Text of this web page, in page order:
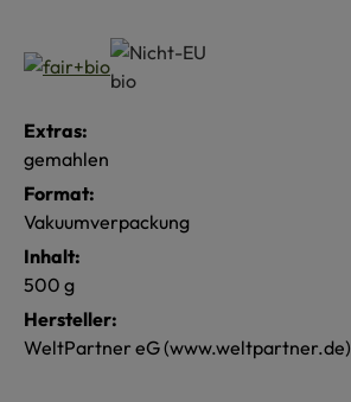
Extras:
gemahlen
Format:
Vakuumverpackung
Inhalt:
500 g
Hersteller:
WeltPartner eG (www.weltpartner.de)